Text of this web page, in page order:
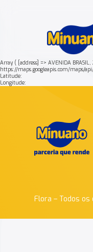
Array ( [address] => AVENIDA
https://maps.googleapis.com/maps/
Latitude:
Longitude:
Flora – Todos